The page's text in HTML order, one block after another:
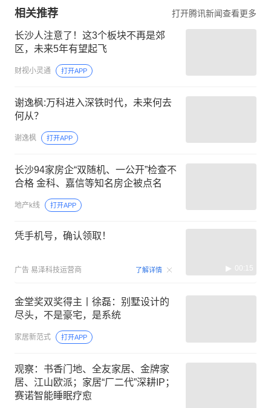
相关推荐 打开腾讯新闻查看更多
长沙人注意了！这3个板块不再是郊
区，未来5年有望起飞
财视小灵通 打开APP
谢逸枫:万科进入深铁时代，未来何去
何从？
谢逸枫 打开APP
长沙94家房企“双随机、一公开”检查不
合格 金科、嘉信等知名房企被点名
地产k线 打开APP
凭手机号，确认领取！
广告 易泽科技运营商 了解详情 00:15
金堂奖双奖得主丨徐磊：别墅设计的
尽头，不是豪宅，是系统
家居新范式 打开APP
观察：书香门地、全友家居、金牌家
居、江山欧派；家居“厂二代”深耕IP；
赛诺智能睡眠疗愈